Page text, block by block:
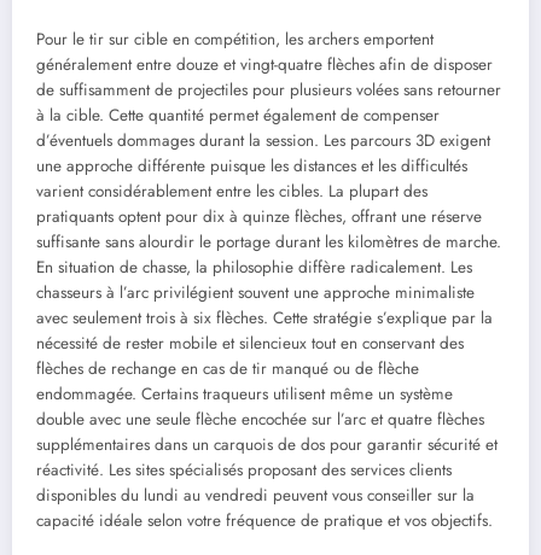
Pour le tir sur cible en compétition, les archers emportent
généralement entre douze et vingt-quatre flèches afin de disposer
de suffisamment de projectiles pour plusieurs volées sans retourner
à la cible. Cette quantité permet également de compenser
d’éventuels dommages durant la session. Les parcours 3D exigent
une approche différente puisque les distances et les difficultés
varient considérablement entre les cibles. La plupart des
pratiquants optent pour dix à quinze flèches, offrant une réserve
suffisante sans alourdir le portage durant les kilomètres de marche.
En situation de chasse, la philosophie diffère radicalement. Les
chasseurs à l’arc privilégient souvent une approche minimaliste
avec seulement trois à six flèches. Cette stratégie s’explique par la
nécessité de rester mobile et silencieux tout en conservant des
flèches de rechange en cas de tir manqué ou de flèche
endommagée. Certains traqueurs utilisent même un système
double avec une seule flèche encochée sur l’arc et quatre flèches
supplémentaires dans un carquois de dos pour garantir sécurité et
réactivité. Les sites spécialisés proposant des services clients
disponibles du lundi au vendredi peuvent vous conseiller sur la
capacité idéale selon votre fréquence de pratique et vos objectifs.